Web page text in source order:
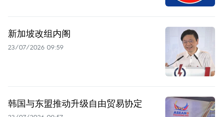
新加坡改组内阁
23/07/2026 09:59
韩国与东盟推动升级自由贸易协定